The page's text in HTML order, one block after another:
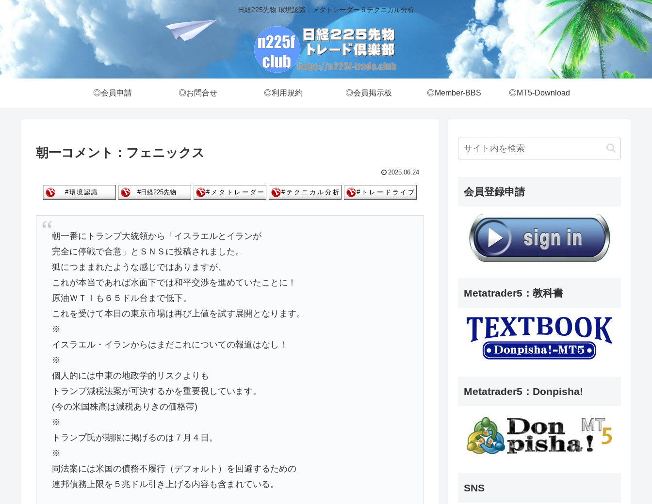
日経225先物 環境認識：メタトレーダー５テクニカル分析
◎会員申請 ◎お問合せ ◎利用規約 ◎会員掲示板 ◎Member-BBS ◎MT5-Download
朝一コメント：フェニックス
2025.06.24
朝一番にトランプ大統領から「イスラエルとイランが
完全に停戦で合意」とＳＮＳに投稿されました。
狐につままれたような感じではありますが、
これが本当であれば水面下では和平交渉を進めていたことに！
原油ＷＴＩも６５ドル台まで低下。
これを受けて本日の東京市場は再び上値を試す展開となります。
※
イスラエル・イランからはまだこれについての報道はなし！
※
個人的には中東の地政学的リスクよりも
トランプ減税法案が可決するかを重要視しています。
(今の米国株高は減税ありきの価格帯)
※
トランプ氏が期限に掲げるのは７月４日。
※
同法案には米国の債務不履行（デフォルト）を回避するための
連邦債務上限を５兆ドル引き上げる内容も含まれている。
会員登録申請
Metatrader5：教科書
Metatrader5：Donpisha!
SNS